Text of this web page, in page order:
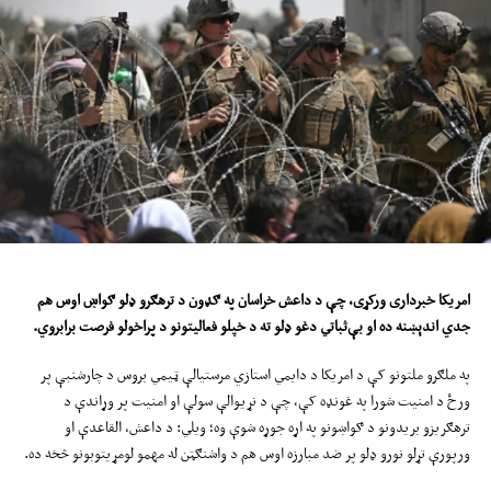
امریکاخبرداری ورکړی، چې د داعش خراسان په ګډون د ترهګرو ډلو ګواښ اوسهم
جدي اندېښنه ده او بې‌ثباتي دغو ډلو ته د خپلو فعالیتونو د پراخولو فرصت برابروي.
په ملګرو ملتونو کې د امریکا د دایمي استازي مرستیالې ټیمي بروس د چارشنبې پر
ورځ د امنیت شورا په غونډه کې، چې د نړیوالې سولې او امنیت پر وړاندې د
ترهګریزو بریدونو د ګواښونو په اړه جوړه شوې وه؛ ویلي: د داعش، القاعدې او
ورپورې تړلو نورو ډلو پر ضد مبارزه اوس هم د واشنګټن له مهمو لومړیتوبونو څخه ده.